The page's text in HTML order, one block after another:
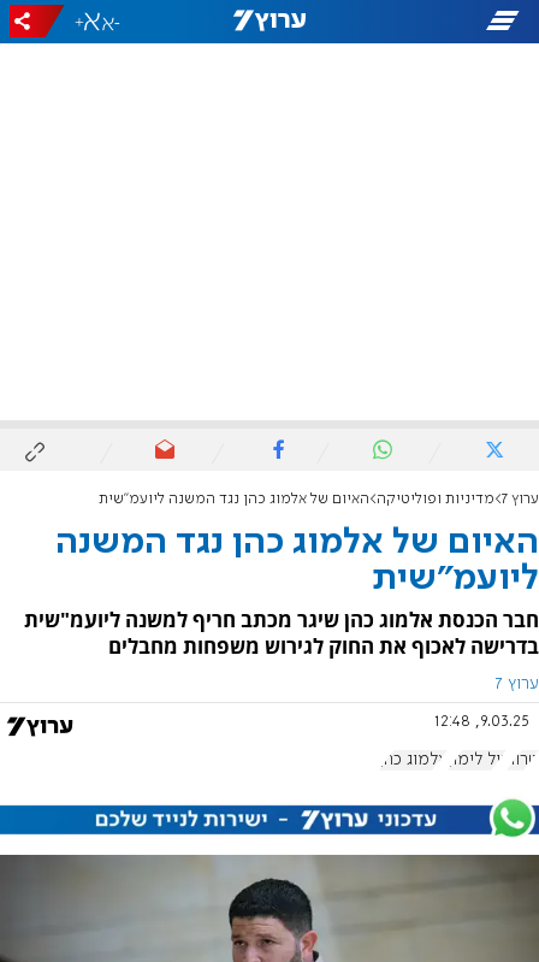
-
+
ערוץ 7 מדיניות ופוליטיקה האיום של אלמוג כהן נגד המשנה ליועמ"שית
האיום של אלמוג כהן נגד המשנה
ליועמ"שית
חבר הכנסת אלמוג כהן שיגר מכתב חריף למשנה ליועמ"שית
בדרישה לאכוף את החוק לגירוש משפחות מחבלים
ערוץ 7
9.03.25, 12:48
טרור גיל לימון אלמוג כהן